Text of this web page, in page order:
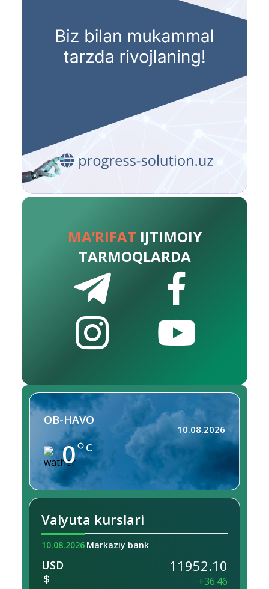
MA’RIFAT IJTIMOIY
TARMOQLARDA
OB-HAVO
0 C
10.08.2026
Valyuta kurslari
10.08.2026 Markaziy bank
USD 11952.10
+36.46